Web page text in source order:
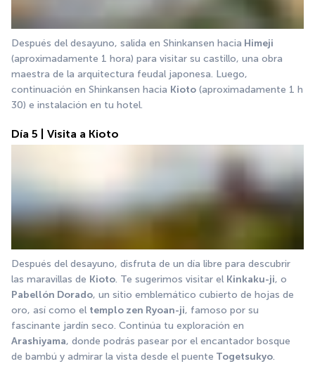
Después del desayuno, salida en Shinkansen hacia
(aproximadamente 1 hora) para visitar su castillo, una obra
maestra de la arquitectura feudal japonesa. Luego,
continuación en Shinkansen hacia Kioto (aproximadamente 1 h
30) e instalación en tu hotel.
Día 5 | Visita a Kioto
Después del desayuno, disfruta de un día libre para descubrir
las maravillas de Kioto. Te sugerimos visitar el Kinkaku-ji
Pabellón Dorado, un sitio emblemático cubierto de hojas de
oro, así como el templo zen Ryoan-ji, famoso por su
Arashiyama, donde podrás pasear por el encantador bosque
de bambú y admirar la vista desde el puente Togetsukyo.